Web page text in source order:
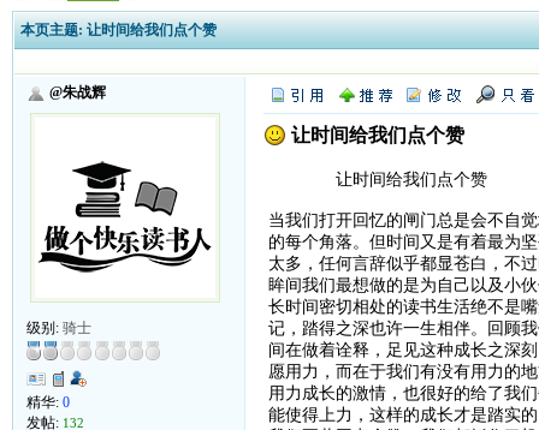
本页主题: 让时间给我们点个赞
@朱战辉
级别: 骑士
精华: 0
发帖: 132
让时间给我们点个赞
让时间给我们点个赞
当我们打开回忆的闸门总是会不自
的每个角落。但时间又是有着最为
太多，任何言辞似乎都显苍白，不
眸间我们最想做的是为自己以及小
长时间密切相处的读书生活绝不是
记，踏得之深也许一生相伴。回顾
间在做着诠释，足见这种成长之深
愿用力，而在于我们有没有用力的
用力成长的激情，也很好的给了我
能使得上力，这样的成长才是踏实